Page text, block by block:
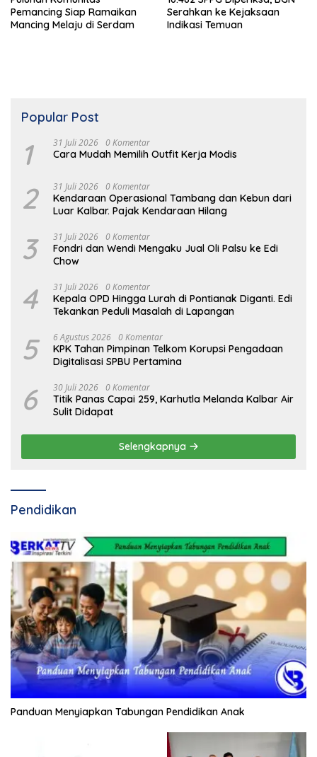
Pemancing Siap Ramaikan
Mancing Melaju di Serdam
Serahkan ke Kejaksaan
Indikasi Temuan
Popular Post
1 31 Juli 2026 0 Komentar
Cara Mudah Memilih Outfit Kerja Modis
2 31 Juli 2026 0 Komentar
Kendaraan Operasional Tambang dan Kebun dari
Luar Kalbar. Pajak Kendaraan Hilang
3 31 Juli 2026 0 Komentar
Fondri dan Wendi Mengaku Jual Oli Palsu ke Edi
Chow
4 31 Juli 2026 0 Komentar
Kepala OPD Hingga Lurah di Pontianak Diganti. Edi
Tekankan Peduli Masalah di Lapangan
5 6 Agustus 2026 0 Komentar
KPK Tahan Pimpinan Telkom Korupsi Pengadaan
Digitalisasi SPBU Pertamina
6 30 Juli 2026 0 Komentar
Titik Panas Capai 259, Karhutla Melanda Kalbar Air
Sulit Didapat
Selengkapnya
Pendidikan
Panduan Menyiapkan Tabungan Pendidikan Anak